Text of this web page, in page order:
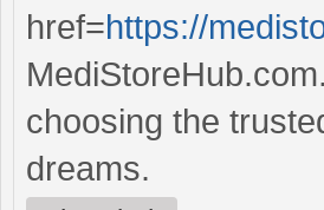
href=https://
choosing the
dreams.